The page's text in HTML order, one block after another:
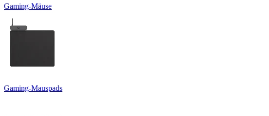
Gaming-Mäuse
Gaming-Mauspads